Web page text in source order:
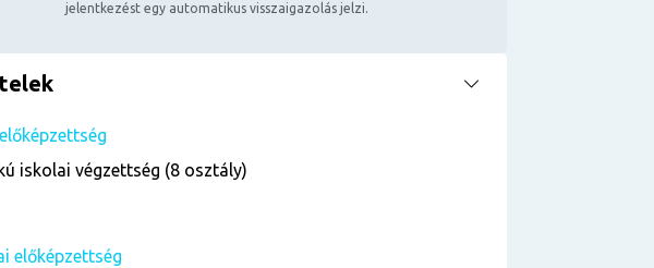
jelentkezést egy automatikus visszaigazolás jelzi.
iskolai végzettség (8 osztály)
előképzettség